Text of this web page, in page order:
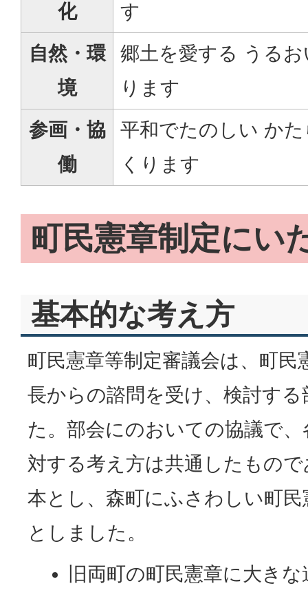
化
す
自然・環
境
郷土を愛する うる
ります
参画・協
働
平和でたのしい か
くります
町民憲章制定にい
基本的な考え方
町民憲章等制定審議会は、町民
長からの諮問を受け、検討す
た。部会にのおいての協議で
対する考え方は共通したもの
本とし、森町にふさわしい町
としました。
旧両町の町民憲章に大き